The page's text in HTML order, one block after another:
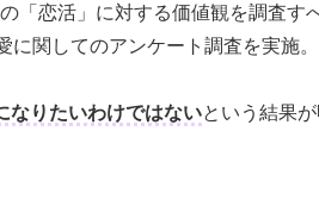
「恋活」に対する価値観を調査す
関してのアンケート調査を実施。
なりたいわけではないという結果